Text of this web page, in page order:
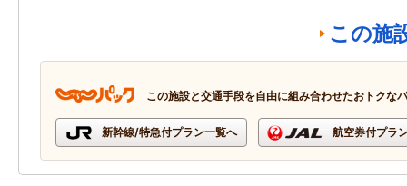
この施
この施設と交通手段を自由に組み合わせたおトクな
新幹線/特急付プラン一覧へ 航空券付プラ